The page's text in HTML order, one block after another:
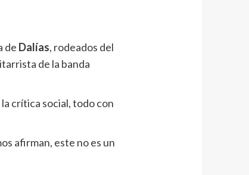
de Dalías, rodeados del
de la banda
crítica social, todo con
afirman, este no es un